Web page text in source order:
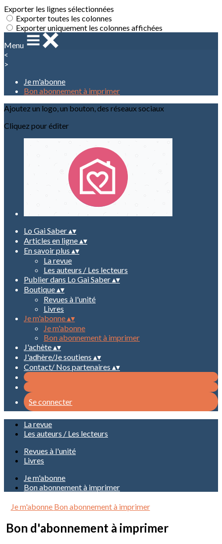
Exporter les lignes sélectionnées
Exporter toutes les colonnes
Exporter uniquement les colonnes affichées
Menu
<
>
Je m'abonne
Bon abonnement à imprimer
Ajoutez un logo, un bouton, des réseaux sociaux
Cliquez pour éditer
Lo Gai Saber▴▾
Articles en ligne▴▾
En savoir plus ▴▾
La revue
Les auteurs / Les lecteurs
Publier dans Lo Gai Saber▴▾
Boutique▴▾
Revues à l'unité
Livres
Je m'abonne▴▾
Je m'abonne
Bon abonnement à imprimer
J'achète▴▾
J'adhère/Je soutiens ▴▾
Contact/ Nos partenaires ▴▾
Se connecter
La revue
Les auteurs / Les lecteurs
Revues à l'unité
Livres
Je m'abonne
Bon abonnement à imprimer
Je m'abonne Bon abonnement à imprimer
Bon d'abonnement à imprimer